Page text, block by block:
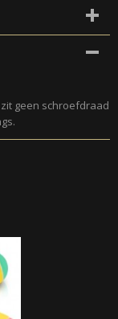
geen schroefdraad